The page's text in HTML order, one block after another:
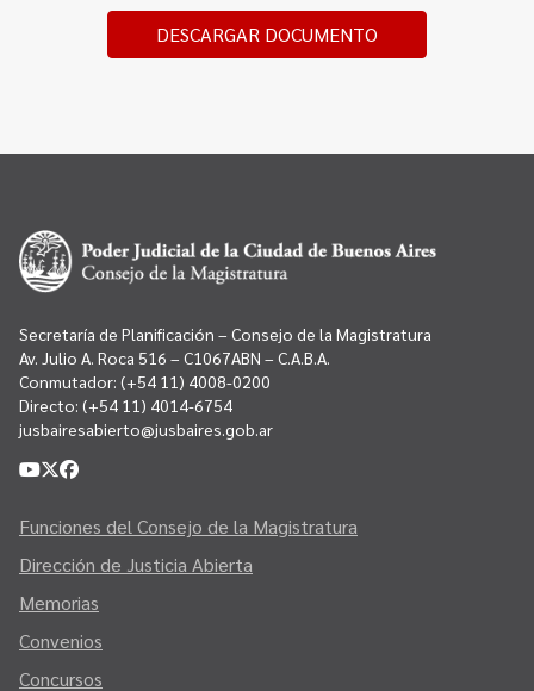
DESCARGAR DOCUMENTO
Secretaría de Planificación – Consejo de la Magistratura
Av. Julio A. Roca 516 – C1067ABN – C.A.B.A.
Conmutador: (+54 11) 4008-0200
Directo: (+54 11) 4014-6754
jusbairesabierto@jusbaires.gob.ar
Funciones del Consejo de la Magistratura
Dirección de Justicia Abierta
Memorias
Convenios
Concursos